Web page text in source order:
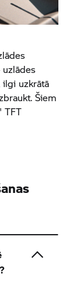
uzkrātā
Šiem
TFT